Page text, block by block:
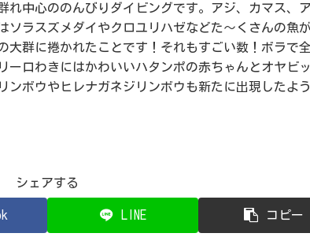
れ中心ののんびりダイビングです。アジ、カマス、
ソラスズメダイやクロユリハゼなどた～くさんの魚
大群に捲かれたことです！それもすごい数！ボラで
ー口わきにはかわいいハタンポの赤ちゃんとオヤビ
ボウやヒレナガネジリンボウも新たに出現したよ
シェアする
LINE コピー